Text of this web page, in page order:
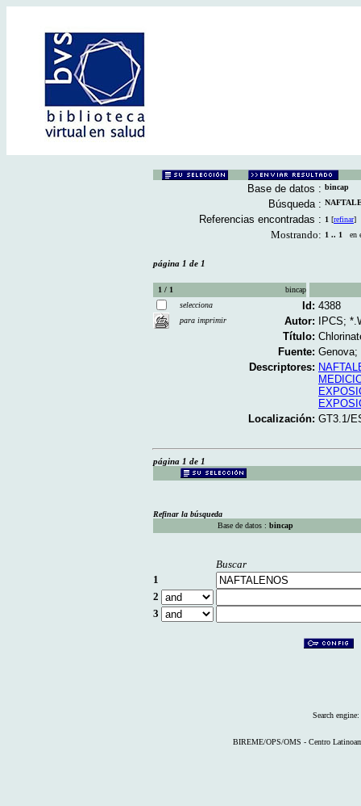
Base de datos : bincap
Búsqueda :
Referencias encontradas : 1 [refinar]
Mostrando: 1 .. 1 en
página 1 de 1
1 / 1
bincap
selecciona
para imprimir
Id: 4388
Autor:
IPCS;
Título:
Fuente: Genova;
Descriptores:
Localización: GT3.1/
página 1 de 1
Refinar la búsqueda
Base de datos : bincap
Buscar
1
2
3
Search engine:
BIREME/OPS/OMS - Centro